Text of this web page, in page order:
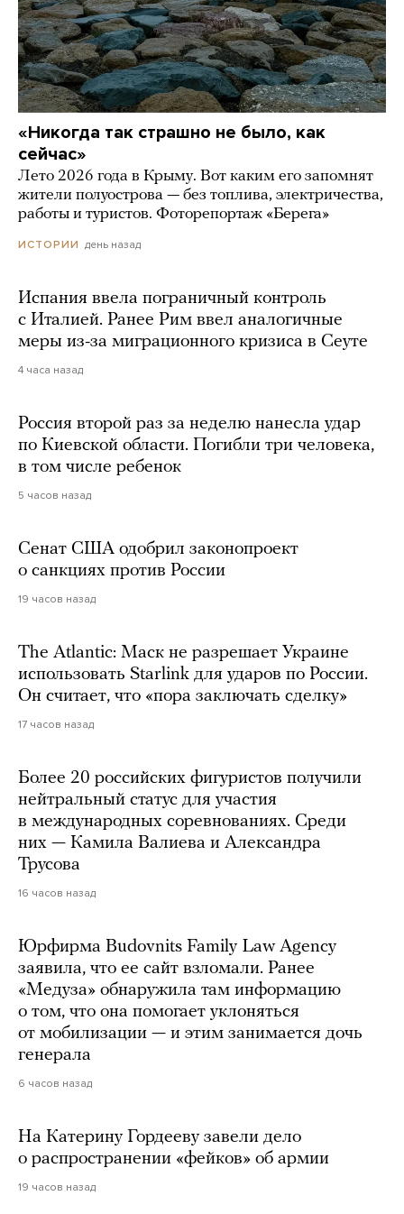
«Никогда так страшно не было, как
сейчас»
Лето 2026 года в Крыму. Вот каким его запомнят
жители полуострова — без топлива, электричества,
работы и туристов. Фоторепортаж «Берега»
ИСТОРИИ день назад
Испания ввела пограничный контроль
с Италией. Ранее Рим ввел аналогичные
меры из-за миграционного кризиса в Сеуте
4 часа назад
Россия второй раз за неделю нанесла удар
по Киевской области. Погибли три человека,
в том числе ребенок
5 часов назад
Сенат США одобрил законопроект
о санкциях против России
19 часов назад
The Atlantic: Маск не разрешает Украине
использовать Starlink для ударов по России.
Он считает, что «пора заключать сделку»
17 часов назад
Более 20 российских фигуристов получили
нейтральный статус для участия
в международных соревнованиях. Среди
них — Камила Валиева и Александра
Трусова
16 часов назад
Юрфирма Budovnits Family Law Agency
заявила, что ее сайт взломали. Ранее
«Медуза» обнаружила там информацию
о том, что она помогает уклоняться
от мобилизации — и этим занимается дочь
генерала
6 часов назад
На Катерину Гордееву завели дело
о распространении «фейков» об армии
19 часов назад